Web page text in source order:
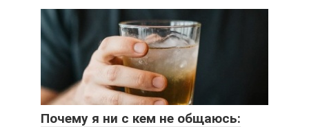
Почему я ни с кем не общаюсь: